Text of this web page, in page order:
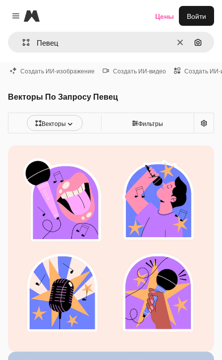
Close menu
Magnific
ОчиститьПоиск
Цены Войти
Создать ИИ-изображение Создать ИИ-видео Создать ИИ-
Векторы По Запросу Певец
Векторы Фильтры